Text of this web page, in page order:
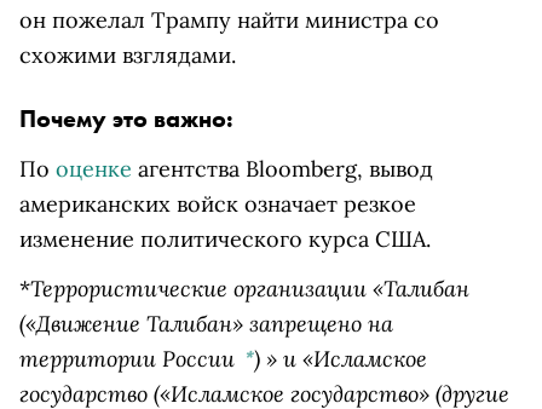
он пожелал Трампу найти министра со
схожими взглядами.
Почему это важно:
По оценке агентства Bloomberg, вывод
американских войск означает резкое
изменение политического курса США.
*Террористические организации «Талибан
(«Движение Талибан» запрещено на
территории России *) » и «Исламское
государство («Исламское государство» (другие